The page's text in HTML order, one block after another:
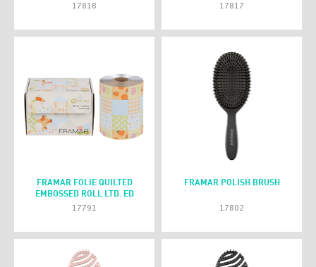
17818 17817
FRAMAR FOLIE QUILTED
EMBOSSED ROLL LTD. ED
17791
FRAMAR POLISH BRUSH
17802